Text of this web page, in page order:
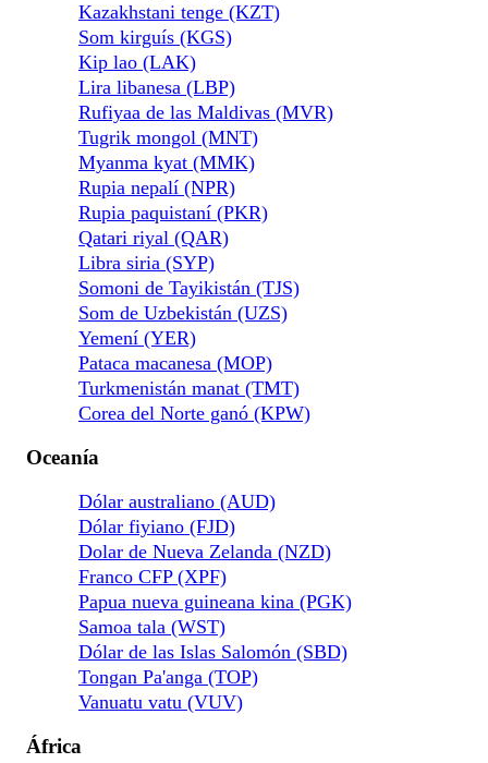
Kazakhstani tenge (KZT)
Som kirguís (KGS)
Kip lao (LAK)
Lira libanesa (LBP)
Rufiyaa de las Maldivas (MVR)
Tugrik mongol (MNT)
Myanma kyat (MMK)
Rupia nepalí (NPR)
Rupia paquistaní (PKR)
Qatari riyal (QAR)
Libra siria (SYP)
Somoni de Tayikistán (TJS)
Som de Uzbekistán (UZS)
Yemení (YER)
Pataca macanesa (MOP)
Turkmenistán manat (TMT)
Corea del Norte ganó (KPW)
Oceanía
Dólar australiano (AUD)
Dólar fiyiano (FJD)
Dolar de Nueva Zelanda (NZD)
Franco CFP (XPF)
Papua nueva guineana kina (PGK)
Samoa tala (WST)
Dólar de las Islas Salomón (SBD)
Tongan Pa'anga (TOP)
Vanuatu vatu (VUV)
África